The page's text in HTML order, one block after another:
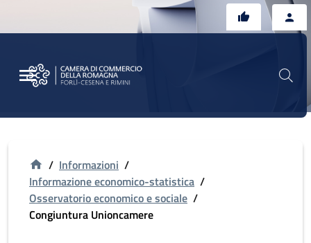
/ Informazioni /
Informazione economico-statistica /
Osservatorio economico e sociale /
Congiuntura Unioncamere